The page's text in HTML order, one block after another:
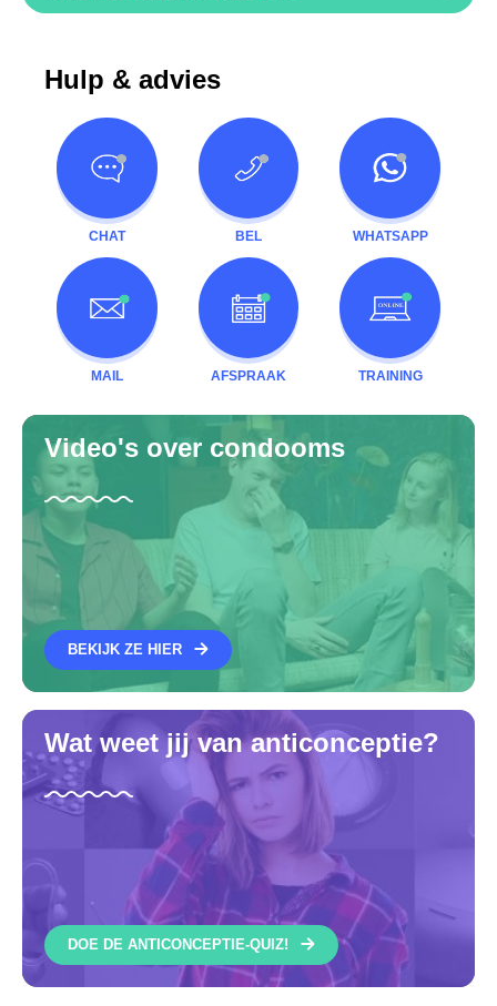
Hulp & advies
CHAT BEL WHATSAPP
MAIL AFSPRAAK TRAINING
Video's over condooms
BEKIJK ZE HIER
Wat weet jij van anticonceptie?
DOE DE ANTICONCEPTIE-QUIZ!